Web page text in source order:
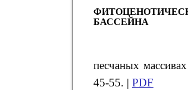
БАССЕЙНА
песчаных
45-55. | PDF